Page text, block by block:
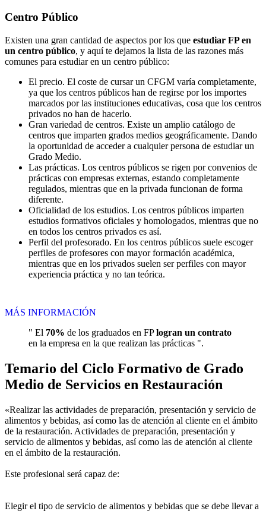
Centro Público
Existen una gran cantidad de aspectos por los que estudiar FP en
un centro público, y aquí te dejamos la lista de las razones más
comunes para estudiar en un centro público:
El precio. El coste de cursar un CFGM varía completamente,
ya que los centros públicos han de regirse por los importes
marcados por las instituciones educativas, cosa que los centros
privados no han de hacerlo.
Gran variedad de centros. Existe un amplio catálogo de
centros que imparten grados medios geográficamente. Dando
la oportunidad de acceder a cualquier persona de estudiar un
Grado Medio.
Las prácticas. Los centros públicos se rigen por convenios de
prácticas con empresas externas, estando completamente
regulados, mientras que en la privada funcionan de forma
diferente.
Oficialidad de los estudios. Los centros públicos imparten
estudios formativos oficiales y homologados, mientras que no
en todos los centros privados es así.
Perfil del profesorado. En los centros públicos suele escoger
perfiles de profesores con mayor formación académica,
mientras que en los privados suelen ser perfiles con mayor
experiencia práctica y no tan teórica.
MÁS INFORMACIÓN
" El 70% de los graduados en FPlogran un contrato
en la empresa en la que realizan las prácticas ".
Temario del Ciclo Formativo de Grado
Medio de Servicios en Restauración
«Realizar las actividades de preparación, presentación y servicio de
alimentos y bebidas, así como las de atención al cliente en el ámbito
de la restauración. Actividades de preparación, presentación y
servicio de alimentos y bebidas, así como las de atención al cliente
en el ámbito de la restauración.
Este profesional será capaz de:
Elegir el tipo de servicio de alimentos y bebidas que se debe llevar a